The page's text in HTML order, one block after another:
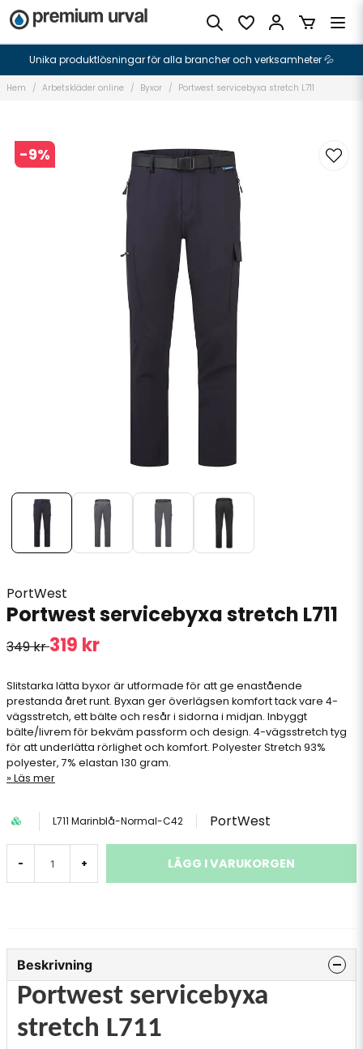
Unika produktlösningar för alla brancher och verksamheter 💦
Hem Arbetskläder online Byxor Portwest servicebyxa stretch L711
-9%
PortWest
Portwest servicebyxa stretch L711
349 kr319 kr
Slitstarka lätta byxor är utformade för att ge enastående
prestanda året runt. Byxan ger överlägsen komfort tack vare 4-
vägsstretch, ett bälte och resår i sidorna i midjan. Inbyggt
bälte/livrem för bekväm passform och design. 4-vägsstretch tyg
för att underlätta rörlighet och komfort. Polyester Stretch 93%
polyester, 7% elastan 130 gram.
Läs mer
L711 Marinblå-Normal-C42 PortWest
- + LÄGG I VARUKORGEN
Beskrivning
Portwest servicebyxa
stretch L711